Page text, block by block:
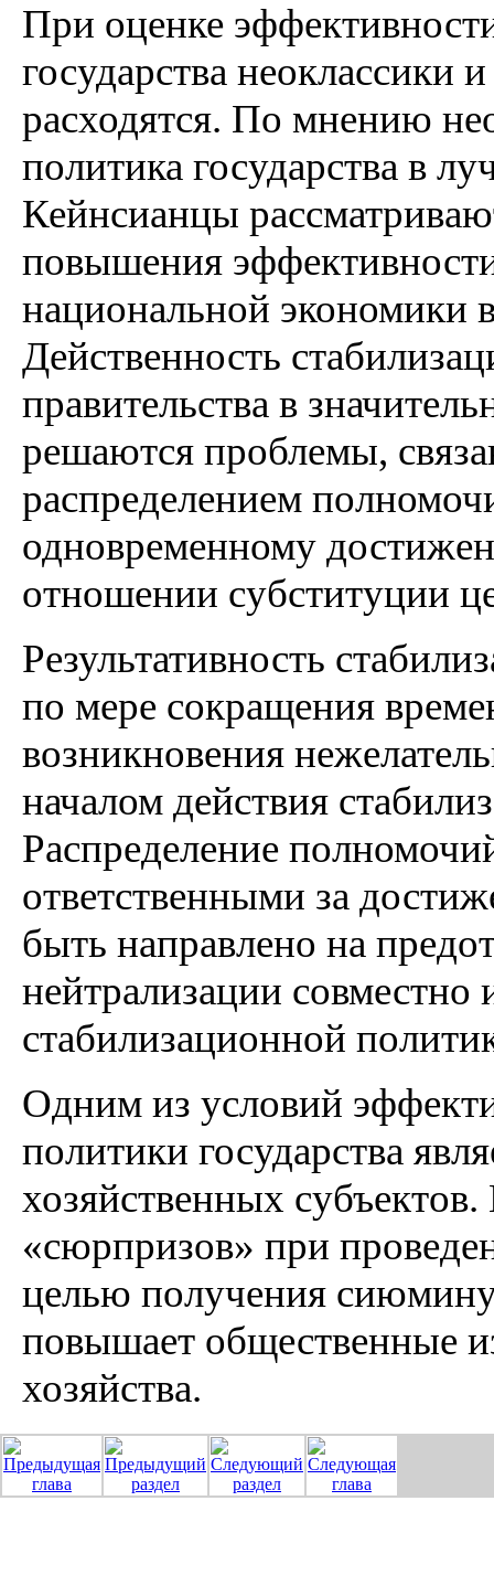
При оценке
государства неоклассики
расходятся. По мнению
политика государства в
Кейнсианцы
повышения
национальной экономики
Действенность
правительства в
решаются проблемы,
распределением
одновременному
отношении субституции
Результативность
по мере сокращения
возникновения
началом действия
Распределение
ответственными за
быть направлено на
нейтрализации
стабилизационной
Одним из условий
политики государства
хозяйственных
«сюрпризов» при
целью получения
повышает общественные
хозяйства.